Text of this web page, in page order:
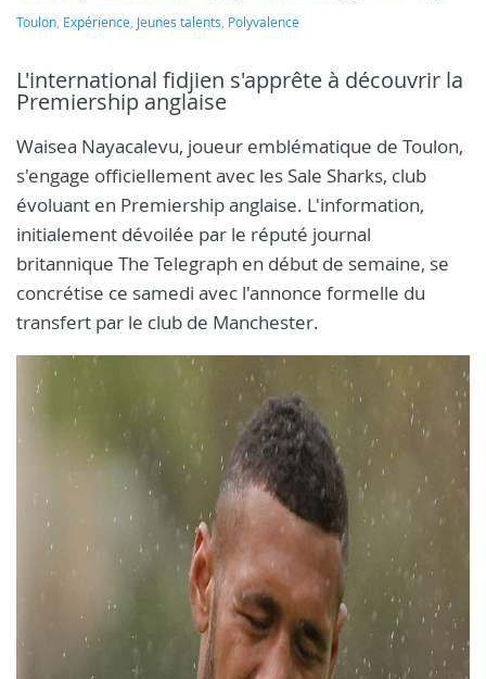
Toulon, Expérience, Jeunes talents, Polyvalence
L'international fidjien s'apprête à découvrir la
Premiership anglaise
Waisea Nayacalevu, joueur emblématique de Toulon,
s'engage officiellement avec les Sale Sharks, club
évoluant en Premiership anglaise. L'information,
initialement dévoilée par le réputé journal
britannique The Telegraph en début de semaine, se
concrétise ce samedi avec l'annonce formelle du
transfert par le club de Manchester.